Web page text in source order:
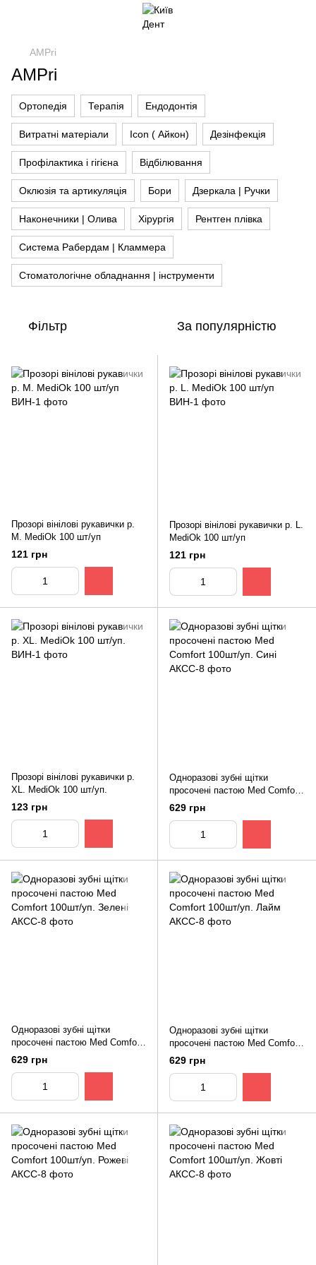
AMPri
AMPri
Ортопедія Терапія Ендодонтія
Витратні матеріали Icon ( Айкон) Дезінфекція
Профілактика і гігієна Відбілювання
Оклюзія та артикуляція Бори Дзеркала | Ручки
Наконечники | Олива Хірургія Рентген плівка
Система Рабердам | Кламмера
Стоматологічне обладнання | інструменти
Фільтр За популярністю
Прозорі вінілові рукавички р.
М. MediOk 100 шт/уп
121 грн
Прозорі вінілові рукавички р. L.
MediOk 100 шт/уп
121 грн
Прозорі вінілові рукавички р.
XL. MediOk 100 шт/уп.
123 грн
Одноразові зубні щітки
просочені пастою Med Comfort
100шт/уп. Сині
629 грн
Одноразові зубні щітки
просочені пастою Med Comfort
100шт/уп. Зелені
629 грн
Одноразові зубні щітки
просочені пастою Med Comfort
100шт/уп. Лайм
629 грн